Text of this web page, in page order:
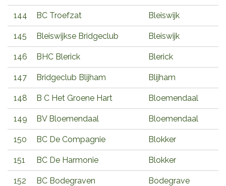
144 BC Troefzat Bleiswijk
145 Bleiswijkse Bridgeclub Bleiswijk
146 BHC Blerick Blerick
147 Bridgeclub Blijham Blijham
148 B C Het Groene Hart Bloemendaal
149 BV Bloemendaal Bloemendaal
150 BC De Compagnie Blokker
151 BC De Harmonie Blokker
152 BC Bodegraven Bodegrave